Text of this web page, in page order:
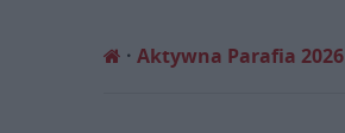
Aktywna Parafia 2026